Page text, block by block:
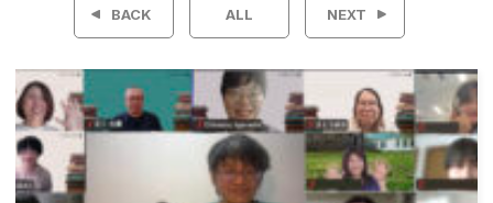
ビ
ゲ
ー
BACK ALL NEXT